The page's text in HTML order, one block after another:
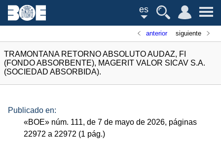
es
anterior siguiente
TRAMONTANA RETORNO ABSOLUTO AUDAZ, FI
(FONDO ABSORBENTE), MAGERIT VALOR SICAV S.A.
(SOCIEDAD ABSORBIDA).
Publicado en:
«BOE» núm. 111, de 7 de mayo de 2026, páginas
22972 a 22972 (1 pág.)